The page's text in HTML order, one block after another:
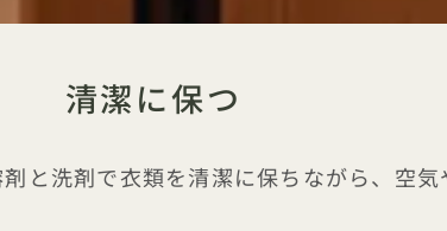
清潔に保つ
と洗剤で衣類を清潔に保ちながら、空気